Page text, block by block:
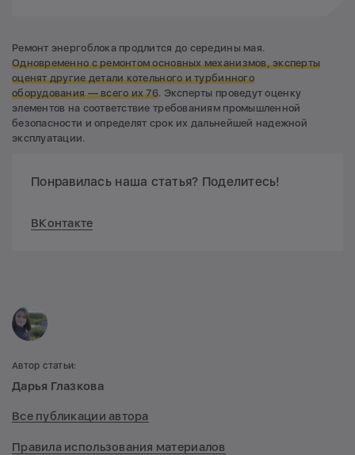
Ремонт энергоблока продлится до середины мая.
Одновременно с ремонтом основных механизмов, эксперты
оценят другие детали котельного и турбинного
оборудования —всего их 76. Эксперты проведут оценку
элементов на соответствие требованиям промышленной
безопасности и определят срок их дальнейшей надежной
эксплуатации.
Понравилась наша статья? Поделитесь!
ВКонтакте
Автор статьи:
Дарья Глазкова
Все публикации автора
Правила использования материалов